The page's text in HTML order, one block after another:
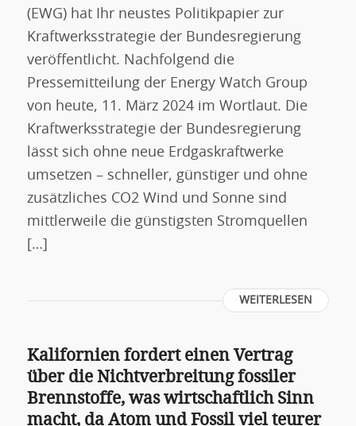
(EWG) hat Ihr neustes Politikpapier zur
Kraftwerksstrategie der Bundesregierung
veröffentlicht. Nachfolgend die
Pressemitteilung der Energy Watch Group
von heute, 11. März 2024 im Wortlaut. Die
Kraftwerksstrategie der Bundesregierung
lässt sich ohne neue Erd­gaskraftwerke
umsetzen – schneller, günstiger und ohne
zusätzliches CO2 Wind und Sonne sind
mittlerweile die günstigsten Stromquellen
[…]
WEITERLESEN
Kalifornien fordert einen Vertrag
über die Nichtverbreitung fossiler
Brennstoffe, was wirtschaftlich Sinn
macht, da Atom und Fossil viel teurer